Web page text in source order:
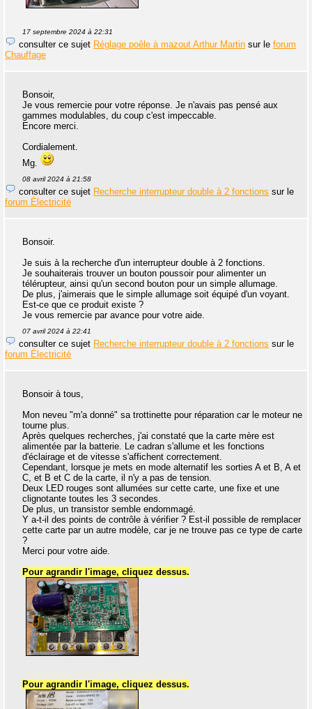
17 septembre 2024 à 22:31
consulter ce sujet Réglage poêle à mazout Arthur Martin sur le forum
Chauffage
Bonsoir,
Je vous remercie pour votre réponse. Je n'avais pas pensé aux
gammes modulables, du coup c'est impeccable.
Encore merci.
Cordialement.
Mg.
08 avril 2024 à 21:58
consulter ce sujet Recherche interrupteur double à 2 fonctions sur le
forum Électricité
Bonsoir.
Je suis à la recherche d'un interrupteur double à 2 fonctions.
Je souhaiterais trouver un bouton poussoir pour alimenter un
télérupteur, ainsi qu'un second bouton pour un simple allumage.
De plus, j'aimerais que le simple allumage soit équipé d'un voyant.
Est-ce que ce produit existe ?
Je vous remercie par avance pour votre aide.
07 avril 2024 à 22:41
consulter ce sujet Recherche interrupteur double à 2 fonctions sur le
forum Électricité
Bonsoir à tous,
Mon neveu "m'a donné" sa trottinette pour réparation car le moteur ne
tourne plus.
Après quelques recherches, j'ai constaté que la carte mère est
alimentée par la batterie. Le cadran s'allume et les fonctions
d'éclairage et de vitesse s'affichent correctement.
Cependant, lorsque je mets en mode alternatif les sorties A et B, A et
C, et B et C de la carte, il n'y a pas de tension.
Deux LED rouges sont allumées sur cette carte, une fixe et une
clignotante toutes les 3 secondes.
De plus, un transistor semble endommagé.
Y a-t-il des points de contrôle à vérifier ? Est-il possible de remplacer
cette carte par un autre modèle, car je ne trouve pas ce type de carte
?
Merci pour votre aide.
Pour agrandir l'image, cliquez dessus.
Pour agrandir l'image, cliquez dessus.